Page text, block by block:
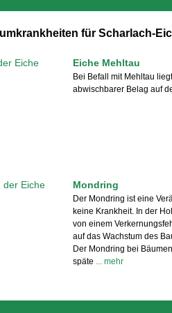
für Scharlach-
Eiche Mehltau
Bei Befall mit Mehltau
abwischbarer Belag auf
Mondring
Der Mondring ist eine
keine Krankheit. In der
von einem
auf das Wachstum des
Der Mondring bei
späte ... mehr